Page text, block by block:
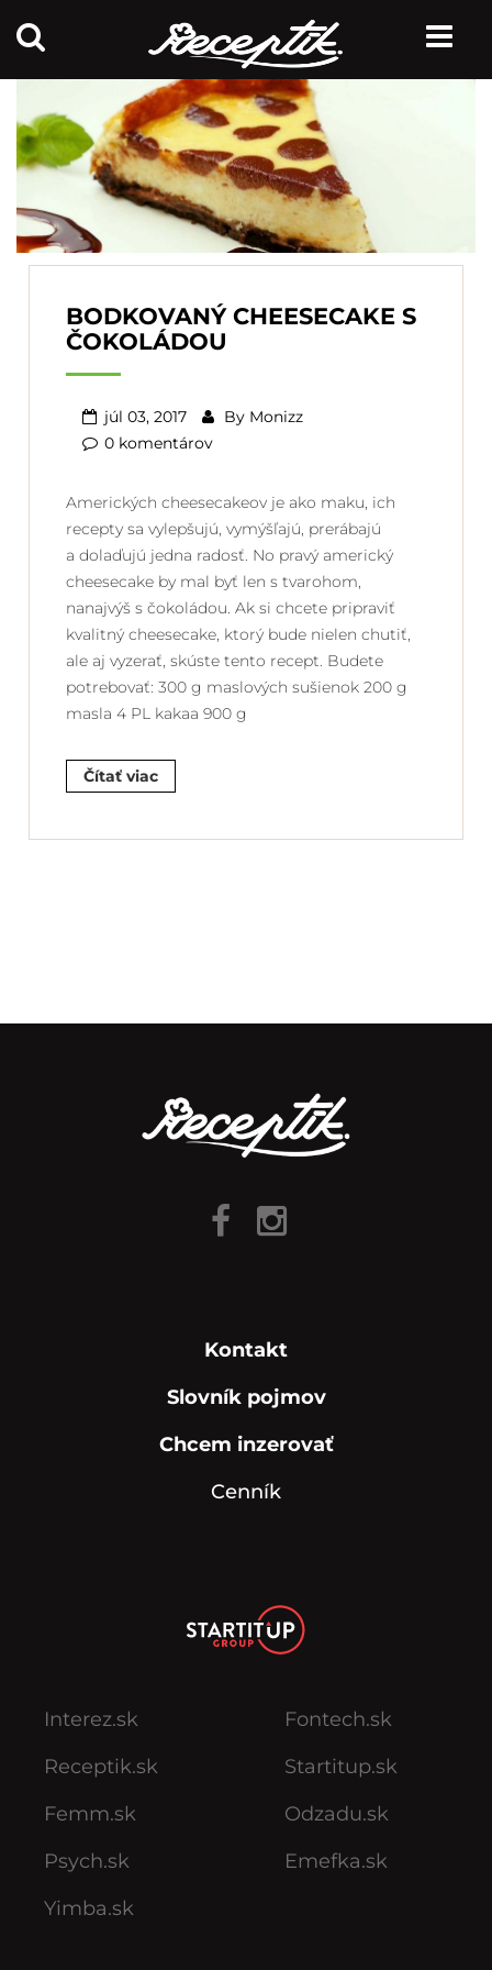
BODKOVANÝ CHEESECAKE S
ČOKOLÁDOU
júl 03, 2017 By Monizz
0 komentárov
Amerických cheesecakeov je ako maku, ich
recepty sa vylepšujú, vymýšľajú, prerábajú
a dolaďujú jedna radosť. No pravý americký
cheesecake by mal byť len s tvarohom,
nanajvýš s čokoládou. Ak si chcete pripraviť
kvalitný cheesecake, ktorý bude nielen chutiť,
ale aj vyzerať, skúste tento recept. Budete
potrebovať: 300 g maslových sušienok 200 g
masla 4 PL kakaa 900 g
Čítať viac
Kontakt
Slovník pojmov
Chcem inzerovať
Cenník
Interez.sk
Receptik.sk
Femm.sk
Psych.sk
Yimba.sk
Fontech.sk
Startitup.sk
Odzadu.sk
Emefka.sk